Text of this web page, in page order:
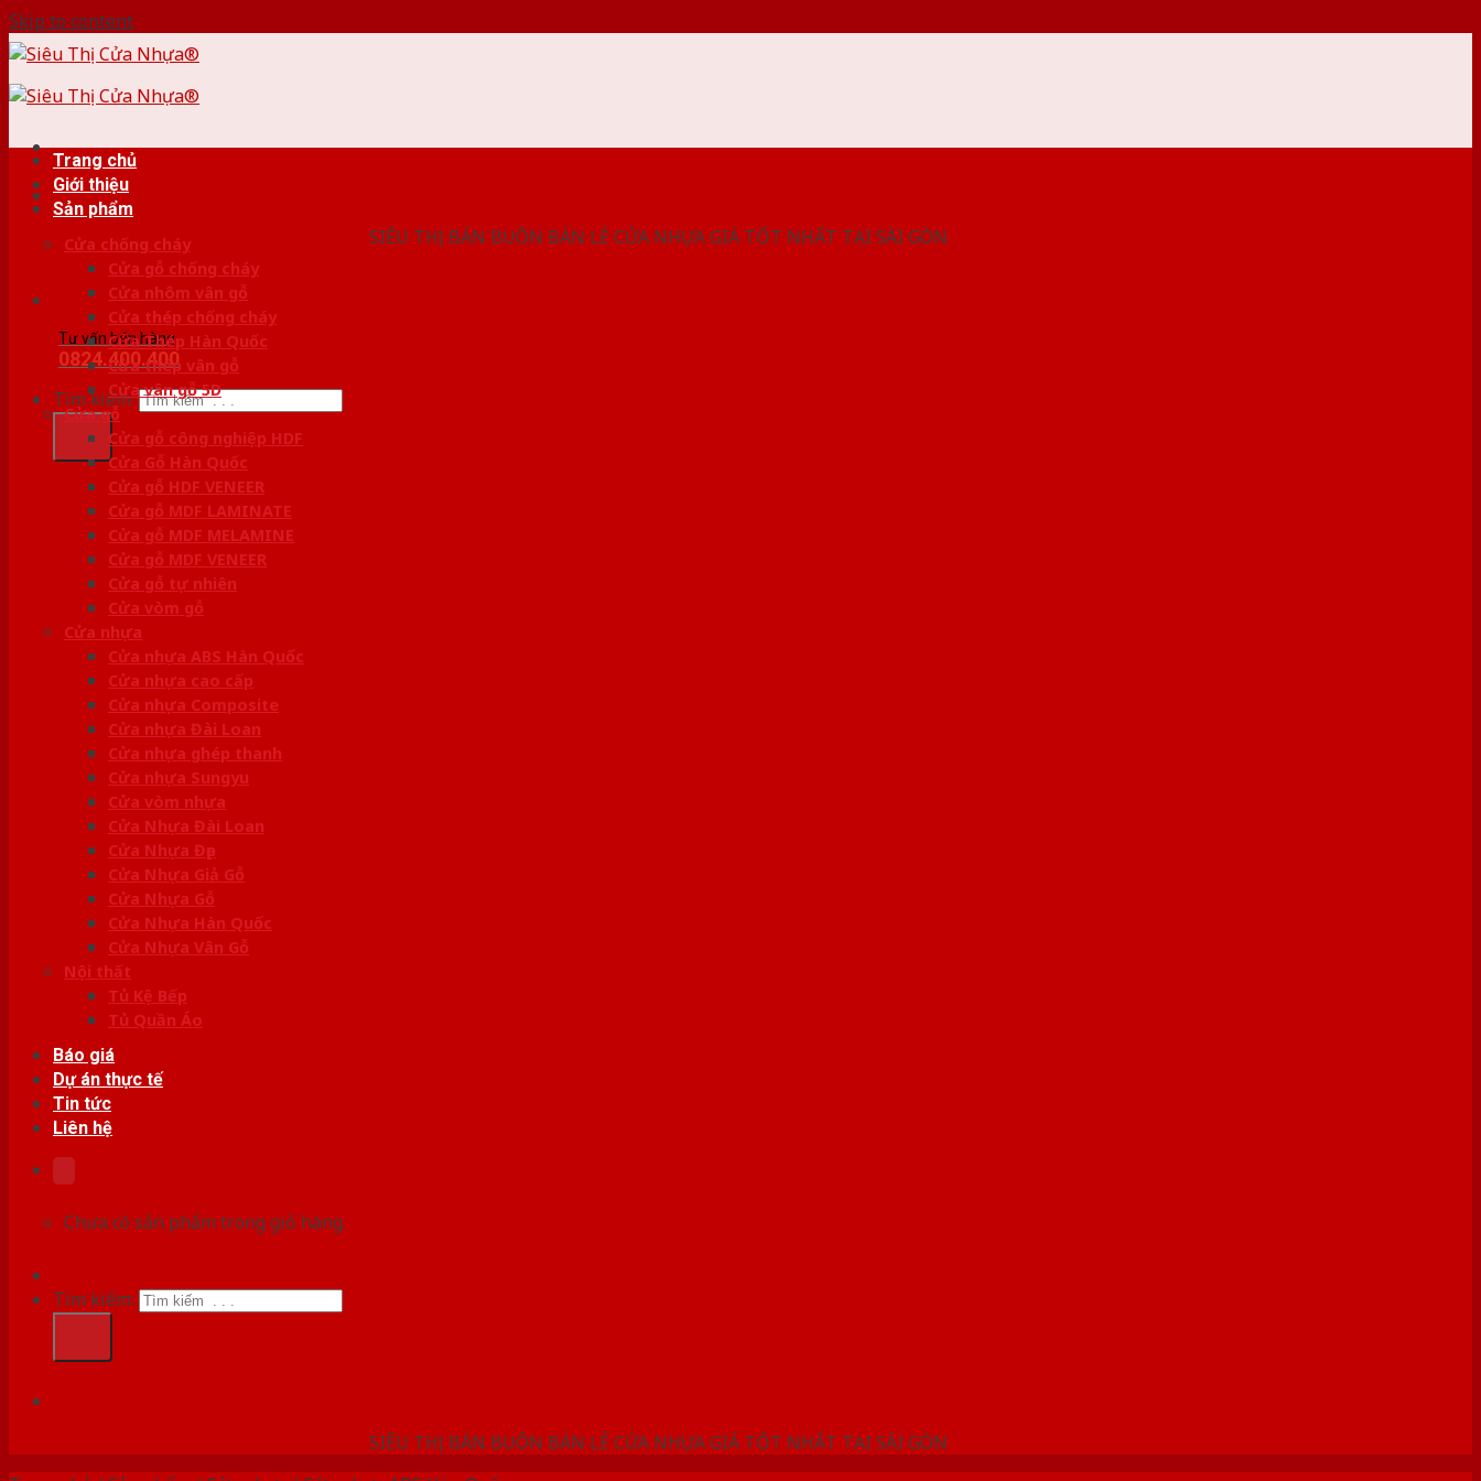
Skip to content
SIÊU THỊ BÁN BUÔN BÁN LẺ CỬA NHỰA GIÁ TỐT NHẤT TẠI SÀI GÒN
Tư vấn bán hàng
0824.400.400
Tìm kiếm:
Trang chủ
Giới thiệu
Sản phẩm
Cửa chống cháy
Cửa gỗ chống cháy
Cửa nhôm vân gỗ
Cửa thép chống cháy
Cửa Thép Hàn Quốc
Cửa thép vân gỗ
Cửa vân gỗ 5D
Cửa gỗ
Cửa gỗ công nghiệp HDF
Cửa Gỗ Hàn Quốc
Cửa gỗ HDF VENEER
Cửa gỗ MDF LAMINATE
Cửa gỗ MDF MELAMINE
Cửa gỗ MDF VENEER
Cửa gỗ tự nhiên
Cửa vòm gỗ
Cửa nhựa
Cửa nhựa ABS Hàn Quốc
Cửa nhựa cao cấp
Cửa nhựa Composite
Cửa nhựa Đài Loan
Cửa nhựa ghép thanh
Cửa nhựa Sungyu
Cửa vòm nhựa
Cửa Nhựa Đài Loan
Cửa Nhựa Đẹp
Cửa Nhựa Giả Gỗ
Cửa Nhựa Gỗ
Cửa Nhựa Hàn Quốc
Cửa Nhựa Vân Gỗ
Nội thất
Tủ Kệ Bếp
Tủ Quần Áo
Báo giá
Dự án thực tế
Tin tức
Liên hệ
Chưa có sản phẩm trong giỏ hàng.
Tìm kiếm:
SIÊU THỊ BÁN BUÔN BÁN LẺ CỬA NHỰA GIÁ TỐT NHẤT TẠI SÀI GÒN